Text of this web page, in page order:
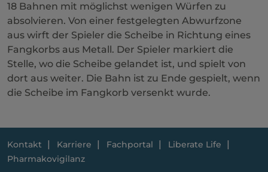
18 Bahnen mit möglichst wenigen Würfen zu
absolvieren. Von einer festgelegten Abwurfzone
aus wirft der Spieler die Scheibe in Richtung eines
Fangkorbs aus Metall. Der Spieler markiert die
Stelle, wo die Scheibe gelandet ist, und spielt von
dort aus weiter. Die Bahn ist zu Ende gespielt, wenn
die Scheibe im Fangkorb versenkt wurde.
Kontakt Karriere Fachportal
Liberate Life
Pharmakovigilanz